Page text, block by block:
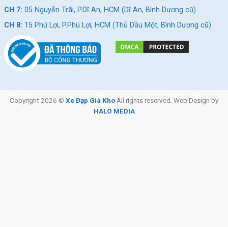
CH 7: 05 Nguyễn Trãi, P.Dĩ An, HCM (Dĩ An, Bình Dương cũ)
CH 8: 15 Phú Lợi, P.Phú Lợi, HCM (Thủ Dầu Một, Bình Dương cũ)
Copyright 2026 © Xe Đạp Giá Kho All rights reserved. Web Design by
HALO MEDIA